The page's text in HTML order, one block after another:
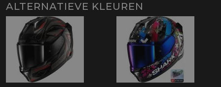
ALTERNATIEVE KLEUREN